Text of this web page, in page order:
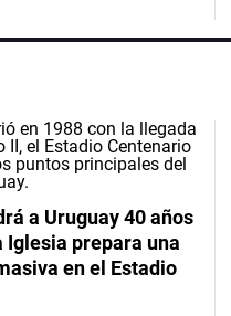
a Uruguay 40 años
Iglesia prepara una
en el Estadio